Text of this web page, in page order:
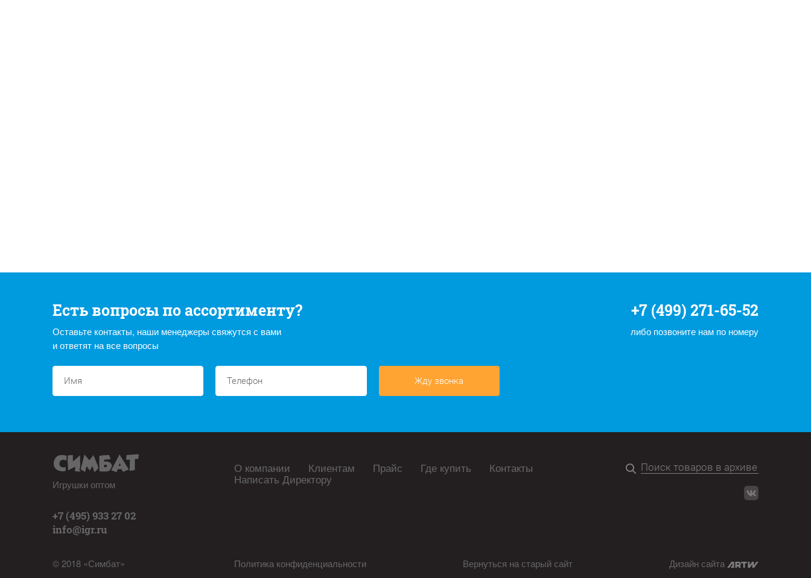
Есть вопросы по ассортименту?
Оставьте контакты, наши менеджеры свяжутся с вами
и ответят на все вопросы
+7 (499) 271-65-52
либо позвоните нам по номеру
Жду звонка
Игрушки оптом
+7 (495) 933 27 02
info@igr.ru
© 2018 «Симбат»
О компании Клиентам Прайс Где купить Контакты
Написать Директору
Политика конфиденциальности Вернуться на старый сайт Дизайн сайта